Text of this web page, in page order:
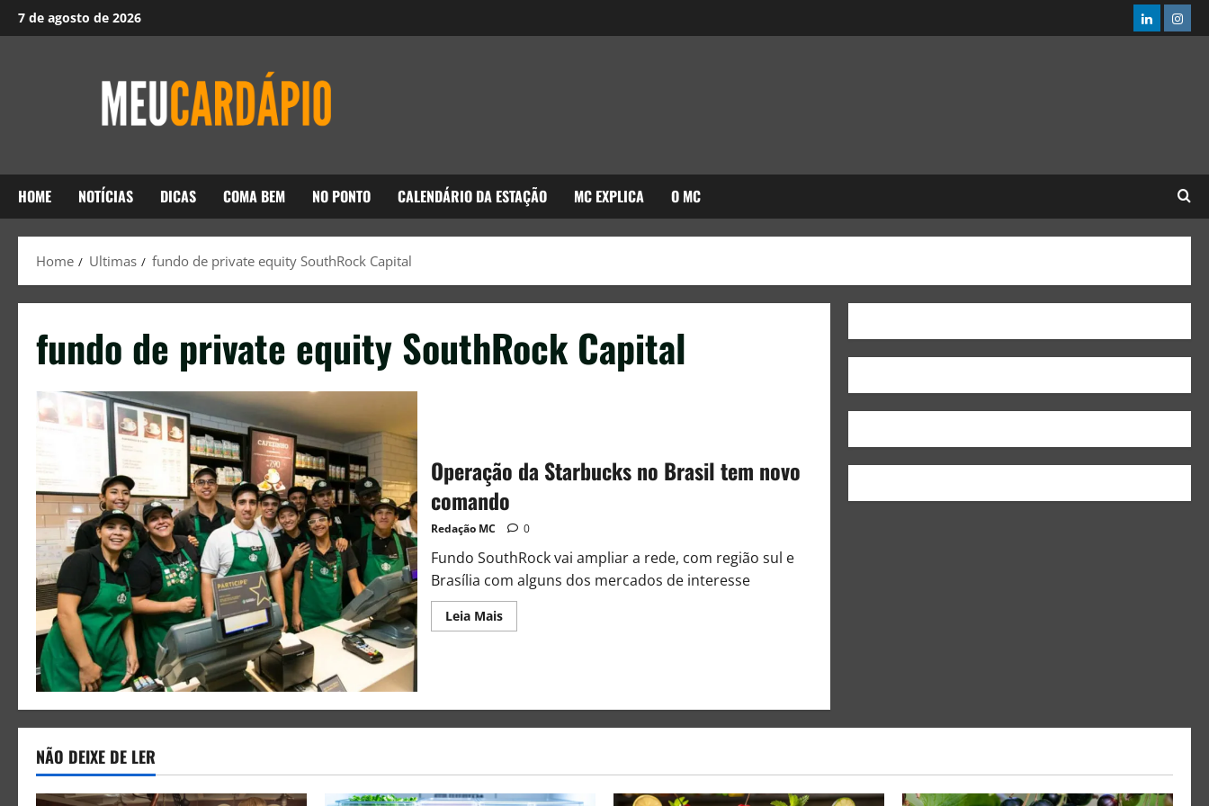
7 de agosto de 2026
HOME NOTÍCIAS DICAS COMA BEM NO PONTO CALENDÁRIO DA ESTAÇÃO MC EXPLICA O MC
Home Ultimas fundo de private equity SouthRock Capital
fundo de private equity SouthRock Capital
Operação da Starbucks no Brasil tem novo
comando
Redação MC 0
Fundo SouthRock vai ampliar a rede, com região sul e
Brasília com alguns dos mercados de interesse
Leia Mais
NÃO DEIXE DE LER